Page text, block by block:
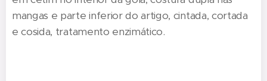
mangas e parte inferior do artigo, cintada, cortada
e cosida, tratamento enzimático.